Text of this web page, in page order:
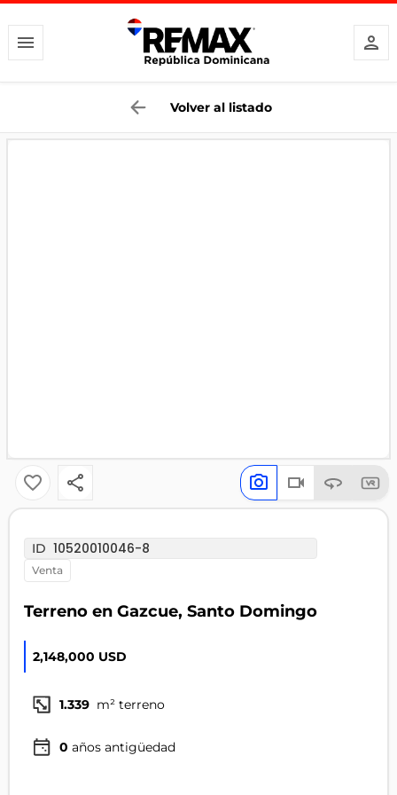
Volver al listado
ID 10520010046-8
venta
Terreno en Gazcue, Santo Domingo
2,148,000 USD
1.339 m² terreno
0 años antigüedad